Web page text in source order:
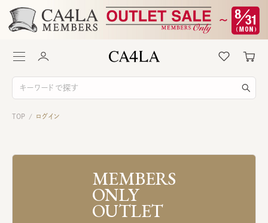
TOP / ログイン
MEMBERS
ONLY
OUTLET